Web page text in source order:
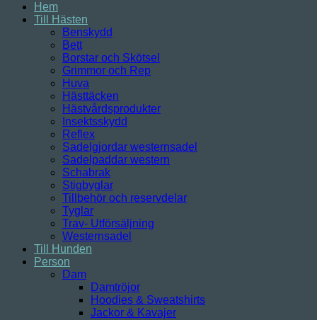
Hem
Till Hästen
Benskydd
Bett
Borstar och Skötsel
Grimmor och Rep
Huva
Hästtäcken
Hästvårdsprodukter
Insektsskydd
Reflex
Sadelgjordar westernsadel
Sadelpaddar western
Schabrak
Stigbyglar
Tillbehör och reservdelar
Tyglar
Trav- Utförsäljning
Westernsadel
Till Hunden
Person
Dam
Damtröjor
Hoodies & Sweatshirts
Jackor & Kavajer